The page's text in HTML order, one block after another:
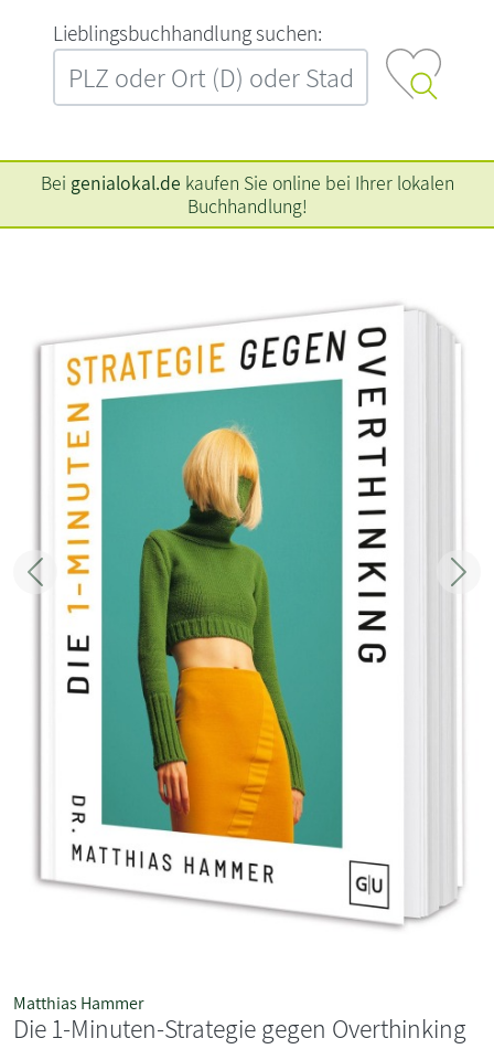
L‍i‍e‍b‍l‍i‍n‍g‍s‍b‍u‍c‍h‍h‍a‍n‍d‍l‍u‍n‍g‍ ‍s‍u‍c‍h‍e‍n‍:‍
Bei genialokal.de kaufen Sie online bei Ihrer lokalen
Buchhandlung!
Zurück
Matthias Hammer
Die 1-Minuten-Strategie gegen Overthinking